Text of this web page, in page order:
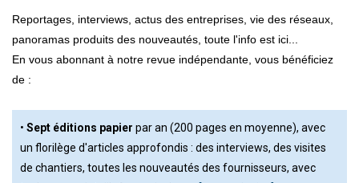
Reportages, interviews, actus des entreprises, vie des réseaux,
panoramas produits des nouveautés, toute l'info est ici...
En vous abonnant à notre revue indépendante, vous bénéficiez
de :
• Sept éditions papier par an (200 pages en moyenne), avec
un florilège d'articles approfondis : des interviews, des visites
de chantiers, toutes les nouveautés des fournisseurs, avec